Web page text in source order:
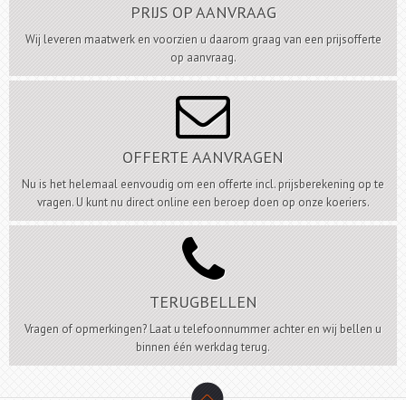
PRIJS OP AANVRAAG
Wij leveren maatwerk en voorzien u daarom graag van een prijsofferte
op aanvraag.

OFFERTE AANVRAGEN
Nu is het helemaal eenvoudig om een offerte incl. prijsberekening op te
vragen. U kunt nu direct online een beroep doen op onze koeriers.

TERUGBELLEN
Vragen of opmerkingen? Laat u telefoonnummer achter en wij bellen u
binnen één werkdag terug.